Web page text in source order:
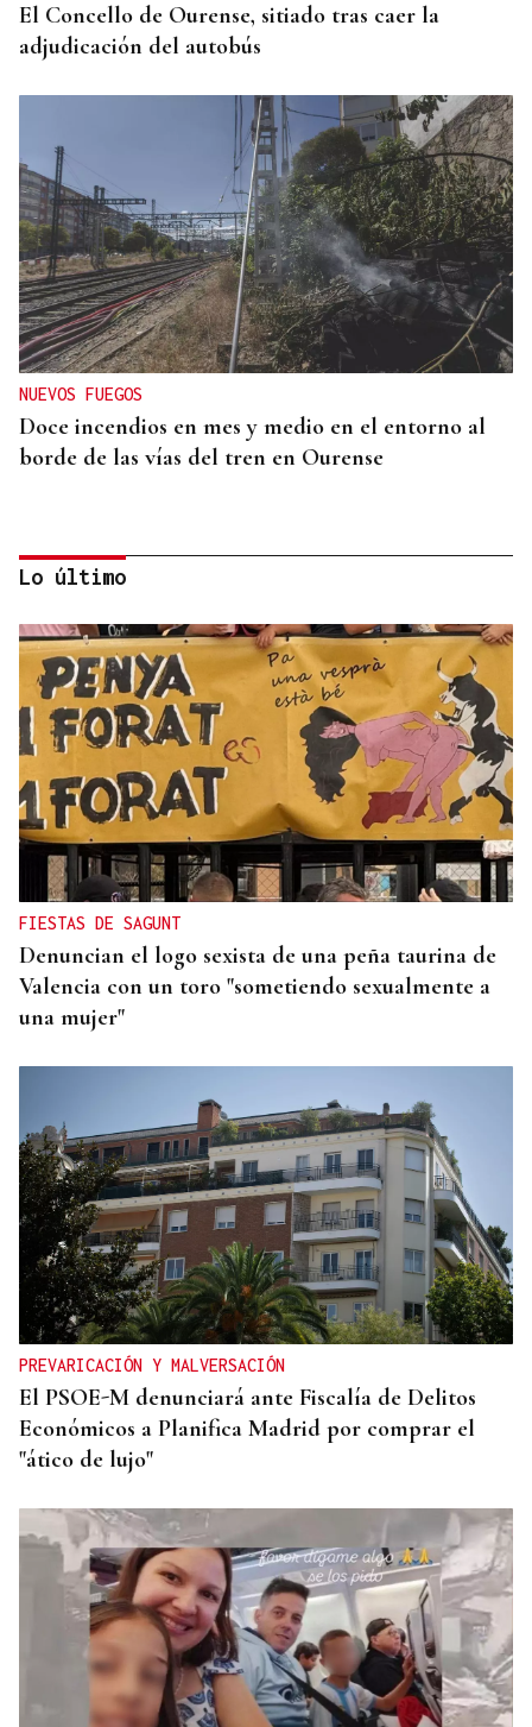
El Concello de Ourense, sitiado tras caer la
adjudicación del autobús
NUEVOS FUEGOS
Doce incendios en mes y medio en el entorno al
borde de las vías del tren en Ourense
SENTENCIA JUDICIAL
Las retiradas de dinero en cajeros de Ourense
resuelven una estafa en Burgos
Lo último
FIESTAS DE SAGUNT
Denuncian el logo sexista de una peña taurina de
Valencia con un toro "sometiendo sexualmente a
una mujer"
PREVARICACIÓN Y MALVERSACIÓN
El PSOE-M denunciará ante Fiscalía de Delitos
Económicos a Planifica Madrid por comprar el
"ático de lujo"